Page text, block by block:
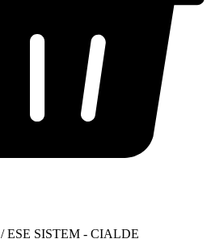
/ ESE SISTEM - CIALDE